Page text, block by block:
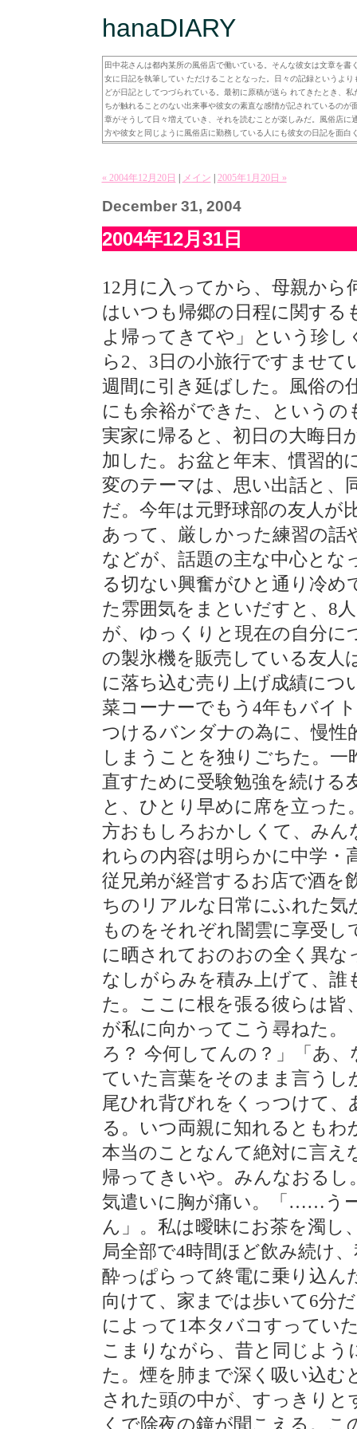
hanaDIARY
田中花さんは都内某所の風俗店で働いている。そんな彼女は文章を
女に日記を執筆してい ただけることとなった。日々の記録というよ
どが日記としてつづられている。最初に原稿が送ら れてきたとき、
ちが触れることのない出来事や彼女の素直な感情が記されているの
章がそうして日々増えていき、それを読むことが楽しみだ。風俗店
方や彼女と同じように風俗店に勤務している人にも彼女の日記を面白
« 2004年12月20日 メイン 2005年1月20日 »
December 31, 2004
2004年12月31日
12月に入ってから、母親か
はいつも帰郷の日程に関する
よ帰ってきてや」という珍し
ら2、3日の小旅行ですませ
週間に引き延ばした。風俗の
にも余裕ができた、というの
実家に帰ると、初日の大晦日
加した。お盆と年末、慣習的
変のテーマは、思い出話と、
だ。今年は元野球部の友人が
あって、厳しかった練習の話
などが、話題の主な中心と
る切ない興奮がひと通り冷め
た雰囲気をまといだすと、8
が、ゆっくりと現在の自分に
の製氷機を販売している友人
に落ち込む売り上げ成績につ
菜コーナーでもう4年もバイ
つけるバンダナの為に、慢
しまうことを独りごちた。
直すために受験勉強を続ける
と、ひとり早めに席を立った
方おもしろおかしくて、み
れらの内容は明らかに中学・
従兄弟が経営するお店で酒を
ちのリアルな日常にふれた
ものをそれぞれ闇雲に享受
に晒されておのおの全く異な
なしがらみを積み上げて、誰
た。ここに根を張る彼らは皆
が私に向かってこう尋ねた
ろ？ 今何してんの？」「あ
ていた言葉をそのまま言う
尾ひれ背びれをくっつけて
る。いつ両親に知れるともわ
本当のことなんて絶対に言
帰ってきいや。みんなおる
気遣いに胸が痛い。「……う
ん」。私は曖昧にお茶を濁し
局全部で4時間ほど飲み続け
酔っぱらって終電に乗り込ん
向けて、家までは歩いて6分
によって1本タバコすってい
こまりながら、昔と同じよ
た。煙を肺まで深く吸い込む
された頭の中が、すっきり
くで除夜の鐘が聞こえる。